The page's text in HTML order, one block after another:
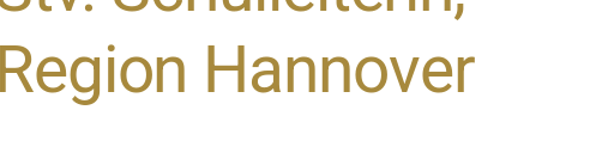
Region Hannover